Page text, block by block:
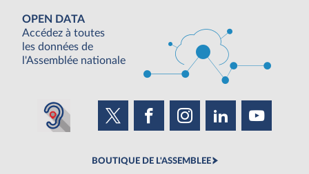
OPEN DATA
Accédez à toutes
les données de
l'Assemblée nationale
BOUTIQUE DE L'ASSEMBLEE